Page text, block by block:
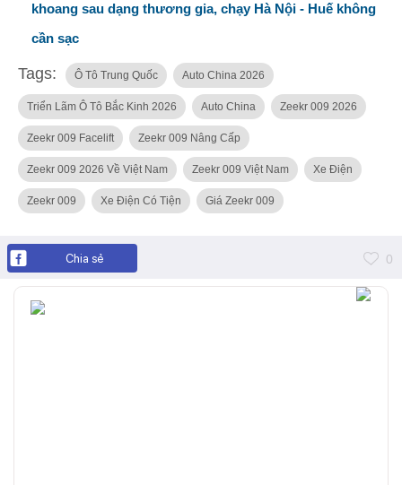
khoang sau dạng thương gia, chạy Hà Nội - Huế không
cần sạc
Tags: Ô Tô Trung Quốc Auto China 2026
Triển Lãm Ô Tô Bắc Kinh 2026 Auto China Zeekr 009 2026
Zeekr 009 Facelift Zeekr 009 Nâng Cấp
Zeekr 009 2026 Về Việt Nam Zeekr 009 Việt Nam Xe Điện
Zeekr 009 Xe Điện Có Tiện Giá Zeekr 009
Chia sẻ 0